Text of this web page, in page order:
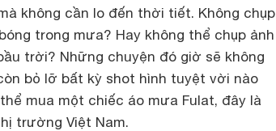
không cần lo đến thời tiết. Không chụp
trong mưa? Hay không thể chụp ảnh
trời? Những chuyện đó giờ sẽ không
bỏ lỡ bất kỳ shot hình tuyệt vời nào
mua một chiếc áo mưa Fulat, đây là
trường Việt Nam.